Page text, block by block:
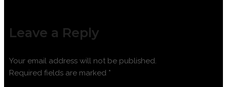
Leave a Reply
Your email address will not be published.
Required fields are marked *